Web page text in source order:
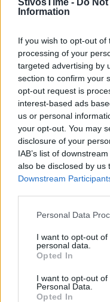
StivosTime - Do
Information
If you wish to opt-out
processing of your
targeted advertising by
section to confirm your
opt-out request is
interest-based ads
us or personal
your opt-out. You may
disclosure of your
IAB’s list of
also be disclosed by us
Downstream
Personal Data
I want to opt-out
personal data.
Opted In
I want to opt-out
Personal Data.
Opted In
A+ A- A±